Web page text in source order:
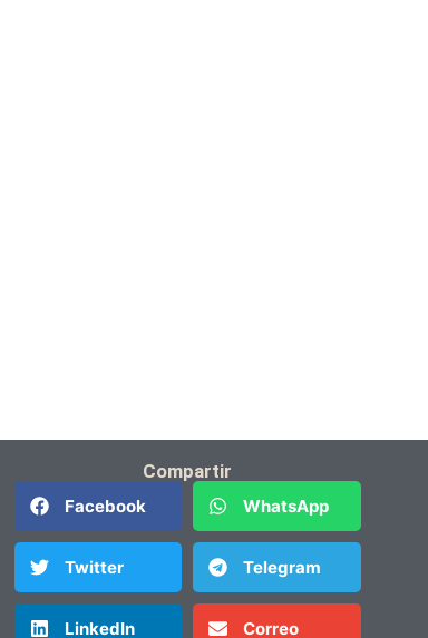
Compartir
Facebook WhatsApp
Twitter Telegram
LinkedIn Correo